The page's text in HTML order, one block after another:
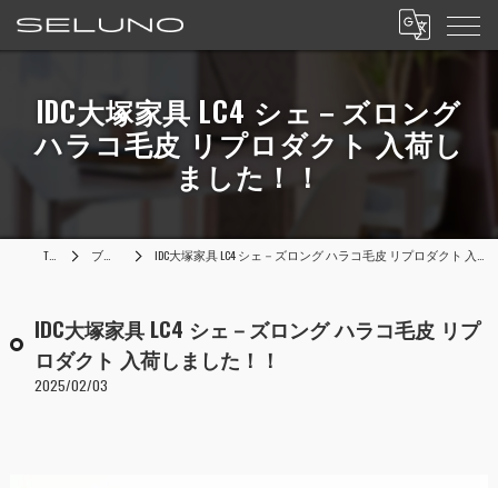
IDC大塚家具 LC4 シェ－ズロング
ハラコ毛皮 リプロダクト 入荷し
ました！！
TOP ブログ IDC大塚家具 LC4 シェ－ズロング ハラコ毛皮 リプロダクト 入荷しました！！
IDC大塚家具 LC4 シェ－ズロング ハラコ毛皮 リプ
ロダクト 入荷しました！！
2025/02/03